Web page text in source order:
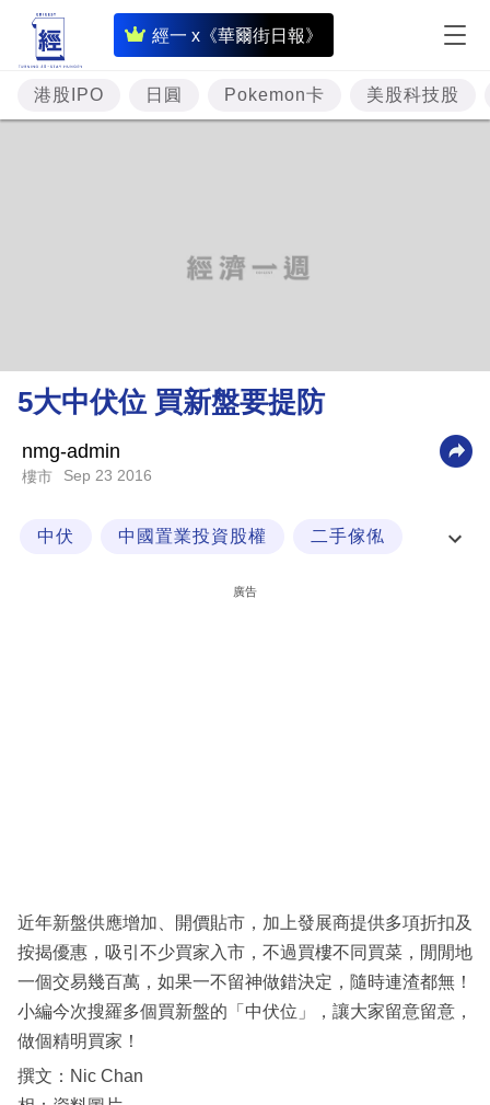
經一 x《華爾街日報》
即
時
財
經
理
財
業
技
閱
專
區
港股IPO 日圓 Pokemon卡 美股科技股
5大中伏位 買新盤要提防
nmg-admin
樓市 Sep 23 2016
中伏 中國置業投資股權 二手傢俬
廣告
近年新盤供應增加、開價貼市，加上發展商提供多項折扣及
按揭優惠，吸引不少買家入市，不過買樓不同買菜，閒閒地
一個交易幾百萬，如果一不留神做錯決定，隨時連渣都無！
小編今次搜羅多個買新盤的「中伏位」，讓大家留意留意，
做個精明買家！
撰文：Nic Chan